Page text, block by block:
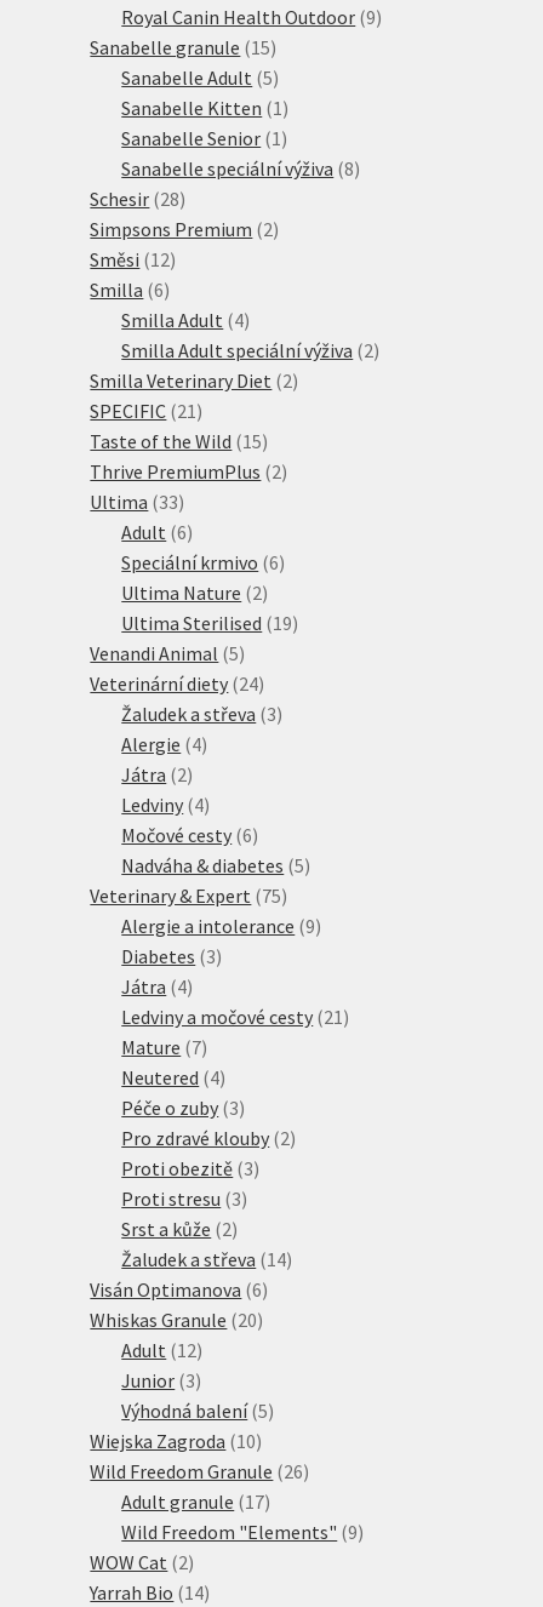
produktů
Royal Canin Health Outdoor 99
Sanabelle granule 1515
produktů
Sanabelle Adult 55
produktů
Sanabelle Kitten 1 1
produkt
Sanabelle Senior 1 1
produkt
Sanabelle speciální výživa 88
Schesir 2828
produktů
Simpsons Premium 22
Směsi 1212
Smilla 66
produktů
Smilla Adult 44
produkty
Smilla Adult speciální výživa 22
Smilla Veterinary Diet 22
SPECIFIC 21 21
produktů
Taste of the Wild 1515
produktů
Thrive PremiumPlus 22
Ultima 3333
produktů
Adult 66
produktů
Speciální krmivo 66
Ultima Nature 22
produkty
Ultima Sterilised 1919
Venandi Animal 55
produktů
Veterinární diety 2424
produktů
Žaludek a střeva 33
Alergie 44
Játra 22
produkty
Ledviny 44
produkty
Močové cesty 66
produktů
Nadváha & diabetes 55
Veterinary & Expert 7575
produktů
Alergie a intolerance 99
Diabetes 33
Játra 44
produkty
Ledviny a močové cesty 21 21
Mature 77
produktů
Neutered 44
produkty
Péče o zuby 33
produkty
Pro zdravé klouby 22
Proti obezitě 33
Proti stresu 33
Srst a kůže 22
produkty
Žaludek a střeva 1414
Visán Optimanova 66
produktů
Whiskas Granule 2020
Adult 1212
produktů
Junior 33
produkty
Výhodná balení 55
Wiejska Zagroda 1010
produktů
Wild Freedom Granule 2626
Adult granule 1717
produktů
Wild Freedom "Elements" 99
WOW Cat 22
produkty
Yarrah Bio 1414